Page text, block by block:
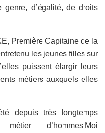
d’égalité, de droits
Première Capitaine de la
les jeunes filles sur
puissent élargir leurs
métiers auxquels elles
depuis très longtemps
d’hommes.Moi